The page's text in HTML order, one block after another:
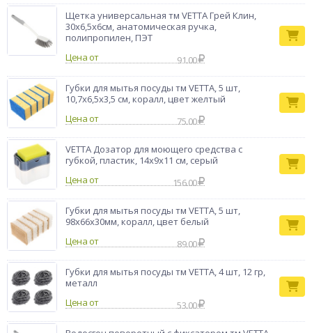
Щетка универсальная тм VETTA Грей Клин,
30х6,5х6см, анатомическая ручка,
полипропилен, ПЭТ
Цена от
91.00
Губки для мытья посуды тм VETTA, 5 шт,
10,7x6,5x3,5 см, коралл, цвет желтый
Цена от
75.00
VETTA Дозатор для моющего средства с
губкой, пластик, 14x9x11 см, серый
Цена от
156.00
Губки для мытья посуды тм VETTA, 5 шт,
98x66x30мм, коралл, цвет белый
Цена от
89.00
Губки для мытья посуды тм VETTA, 4 шт, 12 гр,
металл
Цена от
53.00